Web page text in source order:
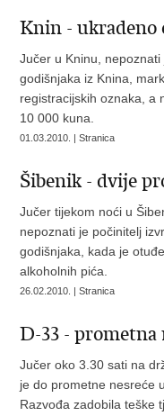
Knin - ukradeno
Jučer u Kninu,
godišnjaka iz Knina,
registracijskih oznaka, a
10 000 kuna.
01.03.2010. | Stranica
Šibenik - dvije
Jučer tijekom noći u
nepoznati je počinitelj
godišnjaka, kada je
alkoholnih pića.
26.02.2010. | Stranica
D-33 - prometna
Jučer oko 3.30 sati na
je do prometne nesreće
Razvođa zadobila teške